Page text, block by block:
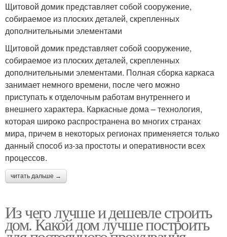
Щитовой домик представляет собой сооружение,
собираемое из плоских деталей, скрепленных
дополнительными элементами
Щитовой домик представляет собой сооружение,
собираемое из плоских деталей, скрепленных
дополнительными элементами. Полная сборка каркаса
занимает немного времени, после чего можно
приступать к отделочным работам внутреннего и
внешнего характера. Каркасные дома – технология,
которая широко распространена во многих странах
мира, причем в некоторых регионах применяется только
данный способ из-за простоты и оперативности всех
процессов.
читать дальше →
Из чего лучше и дешевле строить
дом. Какой дом лучше построить